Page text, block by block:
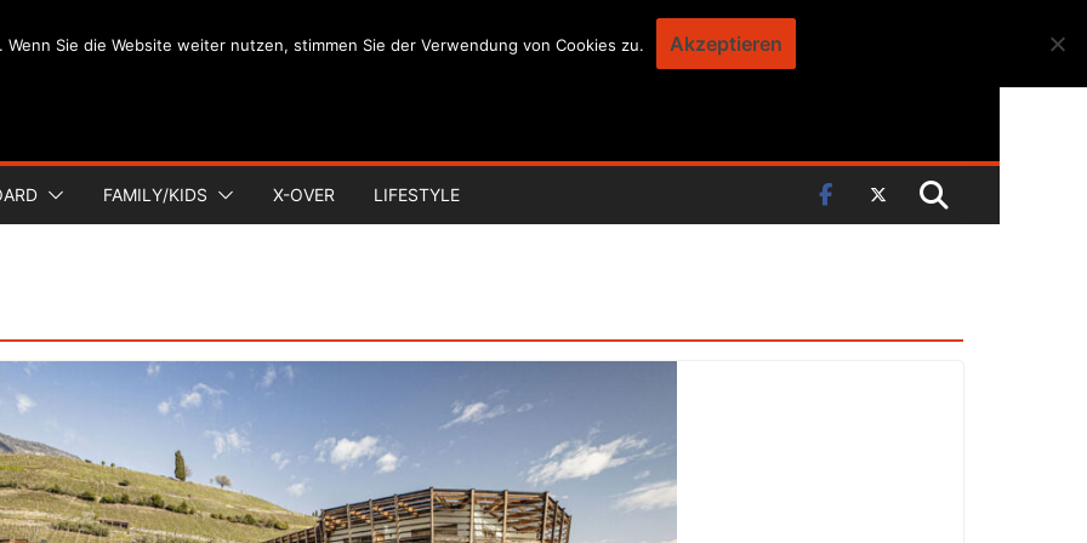
FAMILY/KIDS X-OVER LIFESTYLE
Wenn Sie die Website weiter nutzen, stimmen Sie der Verwendung von Cookies zu. Akzeptieren